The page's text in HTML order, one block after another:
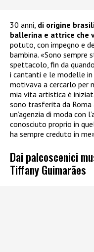
30 anni, di origine
ballerina e attrice che
potuto, con impegno e
bambina. «Sono
spettacolo, fin da
i cantanti e le modelle
motivava a cercarlo per
mia vita artistica è
sono trasferita da
un’agenzia di moda con
conosciuto proprio in
ha sempre creduto in
Dai palcoscenici
Tiffany Guimarães